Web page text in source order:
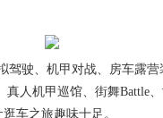
模式，打造全年龄段沉浸式
音达人@小喵大宝、@小雨
放送15份大疆pocket3、